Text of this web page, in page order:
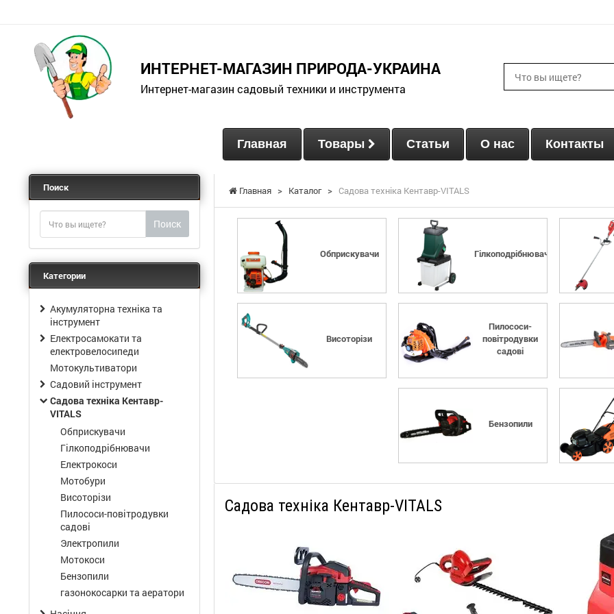
ИНТЕРНЕТ-МАГАЗИН ПРИРОДА-УКРАИНА
Интернет-магазин садовый техники и инструмента
Главная Товары Статьи О нас Контакты
Главная > Каталог > Садова техніка Кентавр-VITALS
Обприскувачи Гілкоподрібнювачи
Висоторізи
Пилососи-
повітродувки
садові
Бензопили
Садова техніка Кентавр-VITALS
Поиск
Поиск
Категории
Акумуляторна техніка та
інструмент
Електросамокати та
електровелосипеди
Мотокультиватори
Садовий інструмент
Садова техніка Кентавр-
VITALS
Обприскувачи
Гілкоподрібнювачи
Електрокоси
Мотобури
Висоторізи
Пилососи-повітродувки
садові
Электропили
Мотокоси
Бензопили
газонокосарки та аератори